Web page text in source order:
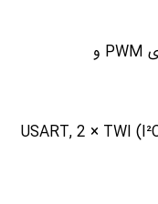
5 تایمر 16 بیتی با قابلیت‌های PWM و
4 × USART, 2 × TWI